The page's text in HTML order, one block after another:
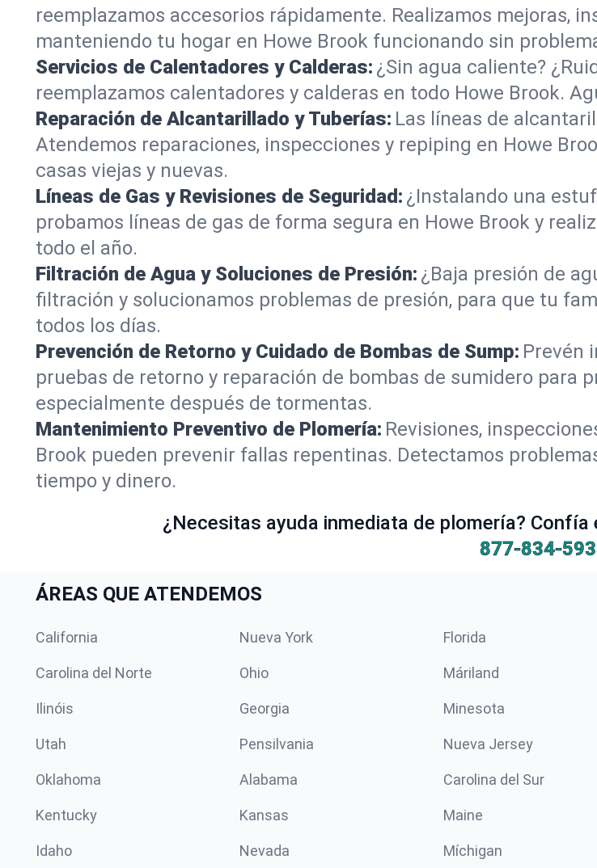
reemplazamos accesorios rápidamente. Realizamos mejoras,
manteniendo tu hogar en Howe Brook funcionando sin
Servicios de Calentadores y Calderas: ¿Sin agua caliente?
reemplazamos calentadores y calderas en todo Howe Brook.
Reparación de Alcantarillado y Tuberías: Las líneas de
Atendemos reparaciones, inspecciones y repiping en Howe
casas viejas y nuevas.
Líneas de Gas y Revisiones de Seguridad: ¿Instalando una
probamos líneas de gas de forma segura en Howe Brook y
todo el año.
Filtración de Agua y Soluciones de Presión: ¿Baja presión de
filtración y solucionamos problemas de presión, para que tu
todos los días.
Prevención de Retorno y Cuidado de Bombas de Sump: Prevén
pruebas de retorno y reparación de bombas de sumidero para
especialmente después de tormentas.
Mantenimiento Preventivo de Plomería: Revisiones,
Brook pueden prevenir fallas repentinas. Detectamos
tiempo y dinero.
¿Necesitas ayuda inmediata de plomería?
877-834-
ÁREAS QUE ATENDEMOS
California Nueva York Florida
Carolina del Norte Ohio Máriland
Ilinóis Georgia Minesota
Utah Pensilvania Nueva Jersey
Oklahoma Alabama Carolina del Sur
Kentucky Kansas Maine
Idaho Nevada Míchigan